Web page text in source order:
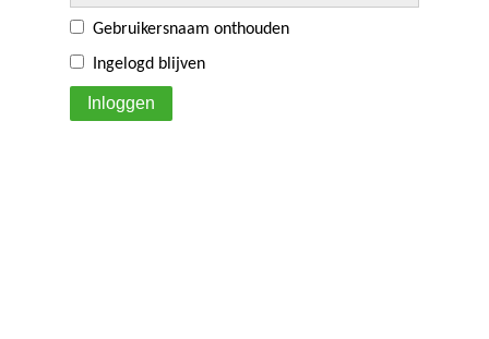
Gebruikersnaam onthouden
Ingelogd blijven
Inloggen